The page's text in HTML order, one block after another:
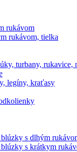
rukávom
rukávom, tielka
turbany, rukavice,
legíny, kraťasy
s dlhým
s krátkym